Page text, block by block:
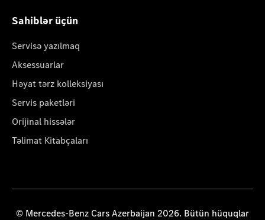
Sahiblər üçün
Servisə yazılmaq
Aksessuarlar
Həyat tərz kolleksiyası
Servis paketləri
Orijinal hissələr
Təlimat Kitabçaları
© Mercedes-Benz Cars Azerbaijan 2026. Bütün hüquqlar